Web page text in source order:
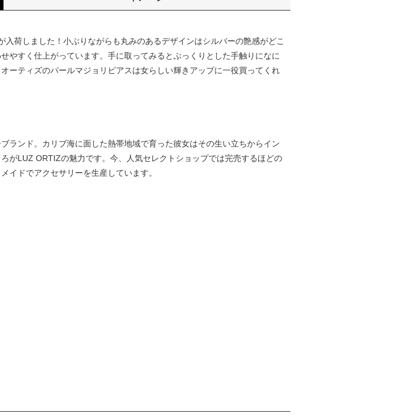
荷しました！小ぶりながらも丸みのあるデザインはシルバーの艶感がどこ
やすく仕上がっています。手に取ってみるとぷっくりとした手触りになに
ーティズのパールマジョリピアスは女らしい輝きアップに一役買ってくれ
ランド。カリブ海に面した熱帯地域で育った彼女はその生い立ちからイン
がLUZ ORTIZの魅力です。今、人気セレクトショップでは完売するほどの
イドでアクセサリーを生産しています。